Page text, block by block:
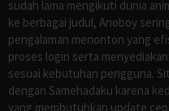
sudah lama mengikuti dunia
ke berbagai judul, Anoboy
pengalaman menonton yang
proses login serta
sesuai kebutuhan pengguna.
dengan Samehadaku karena
yang membutuhkan update